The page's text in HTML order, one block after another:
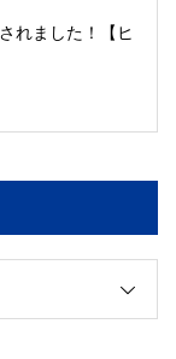
れました！【ヒ